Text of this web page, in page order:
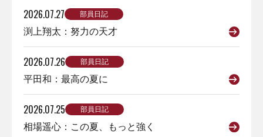
2026.07.27 部員日記
渕上翔太：努力の天才
2026.07.26 部員日記
平田和：最高の夏に
2026.07.25 部員日記
相場遥心：この夏、もっと強く